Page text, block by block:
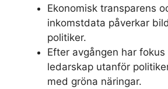
Ekonomisk transparens
inkomstdata påverkar
politiker.
Efter avgången har
ledarskap utanför
med gröna näringar.